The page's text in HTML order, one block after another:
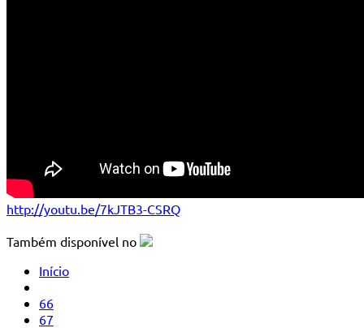
http://youtu.be/7kJTB3-CSRQ
Também disponível no
Início
66
67